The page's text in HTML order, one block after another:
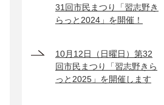
31回市民まつり「習志野き
らっと2024」を開催！
10月12日（日曜日）第32
回市民まつり「習志野きら
っと2025」を開催します